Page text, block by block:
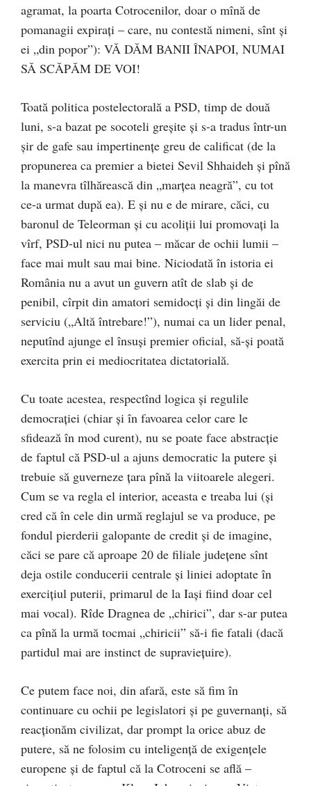
agramat, la poarta Cotrocenilor, doar o mînă de
pomanagii expirați – care, nu contestă nimeni, sînt și
ei „din popor”): VĂ DĂM BANII ÎNAPOI, NUMAI
SĂ SCĂPĂM DE VOI!
Toată politica postelectorală a PSD, timp de două
luni, s-a bazat pe socoteli greșite și s-a tradus într-un
șir de gafe sau impertinențe greu de calificat (de la
propunerea ca premier a bietei Sevil Shhaideh și pînă
la manevra tîlhărească din „marțea neagră”, cu tot
ce-a urmat după ea). E și nu e de mirare, căci, cu
baronul de Teleorman și cu acoliții lui promovați la
vîrf, PSD-ul nici nu putea – măcar de ochii lumii –
face mai mult sau mai bine. Niciodată în istoria ei
România nu a avut un guvern atît de slab și de
penibil, cîrpit din amatori semidocți și din lingăi de
serviciu („Altă întrebare!”), numai ca un lider penal,
neputînd ajunge el însuși premier oficial, să-și poată
exercita prin ei mediocritatea dictatorială.
Cu toate acestea, respectînd logica și regulile
democrației (chiar și în favoarea celor care le
sfidează în mod curent), nu se poate face abstracție
de faptul că PSD-ul a ajuns democratic la putere și
trebuie să guverneze țara pînă la viitoarele alegeri.
Cum se va regla el interior, aceasta e treaba lui (și
cred că în cele din urmă reglajul se va produce, pe
fondul pierderii galopante de credit și de imagine,
căci se pare că aproape 20 de filiale județene sînt
deja ostile conducerii centrale și liniei adoptate în
exercițiul puterii, primarul de la Iași fiind doar cel
mai vocal). Rîde Dragnea de „chirici”, dar s-ar putea
ca pînă la urmă tocmai „chiricii” să-i fie fatali (dacă
partidul mai are instinct de supraviețuire).
Ce putem face noi, din afară, este să fim în
continuare cu ochii pe legislatori și pe guvernanți, să
reacționăm civilizat, dar prompt la orice abuz de
putere, să ne folosim cu inteligență de exigențele
europene și de faptul că la Cotroceni se află –